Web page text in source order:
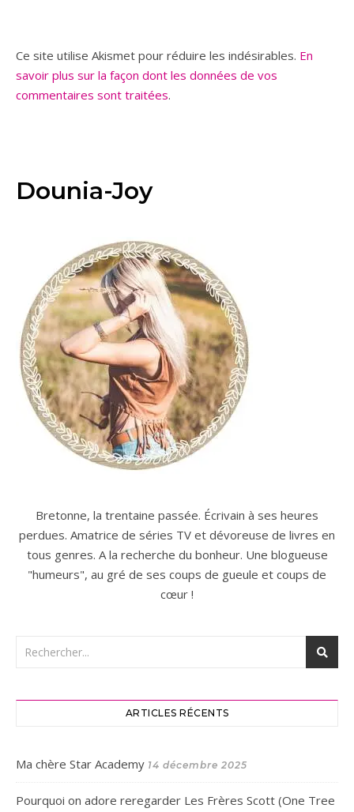
Ce site utilise Akismet pour réduire les indésirables. En
savoir plus sur la façon dont les données de vos
commentaires sont traitées.
Dounia-Joy
Bretonne, la trentaine passée. Écrivain à ses heures
perdues. Amatrice de séries TV et dévoreuse de livres en
tous genres. A la recherche du bonheur. Une blogueuse
"humeurs", au gré de ses coups de gueule et coups de
cœur !
ARTICLES RÉCENTS
Ma chère Star Academy 14 décembre 2025
Pourquoi on adore reregarder Les Frères Scott (One Tree